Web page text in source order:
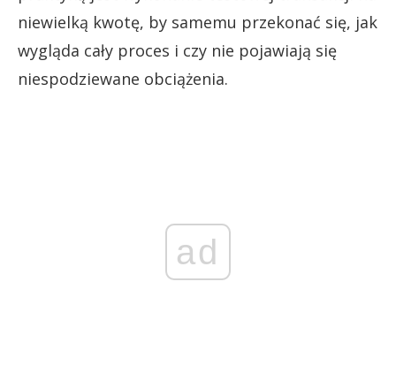
niewielką kwotę, by samemu przekonać się, jak
wygląda cały proces i czy nie pojawiają się
niespodziewane obciążenia.
ad